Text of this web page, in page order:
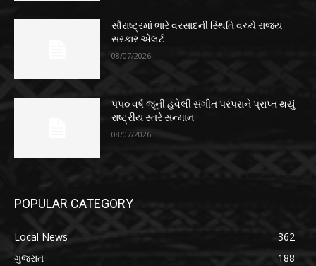
સૌરાષ્ટ્રમાં ભારે વરસાદની સ્થિતિ વચ્ચે રાજ્ય
સરકાર એલર્ટ
08/07/2026
૫૫૦ વર્ષ જૂની હવેલી સંગીત પરંપરાને પ્રાપ્ત થયું
રાષ્ટ્રીય સ્તરે સન્માન
08/07/2026
POPULAR CATEGORY
Local News
362
ગુજરાત
188